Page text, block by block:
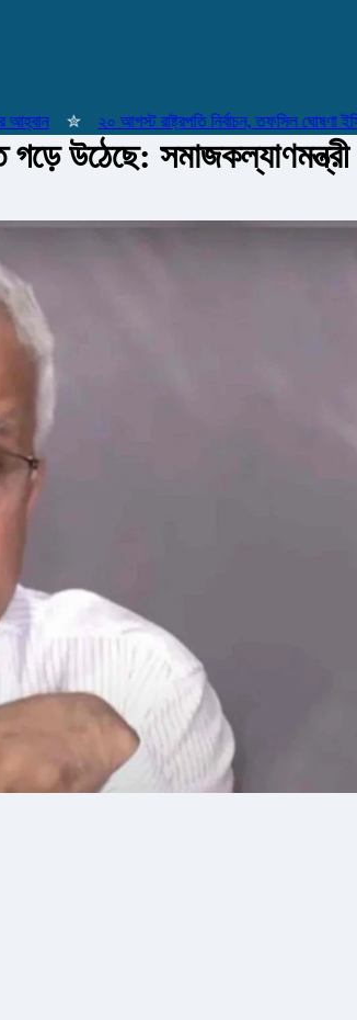
✮ ২০ আগস্ট রাষ্ট্রপতি নির্বাচন, তফসিল ঘোষণা ইসির
উঠেছে: সমাজকল্যাণমন্ত্রী